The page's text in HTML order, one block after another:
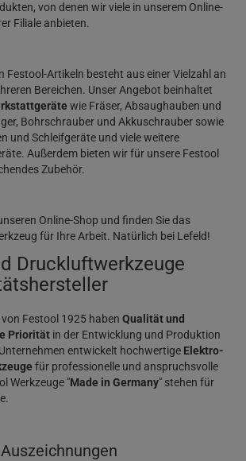
von denen wir viele in unserem Online-
Filiale anbieten.
Festool-Artikeln besteht aus einer Vielzahl an
Bereichen. Unser Angebot beinhaltet
wie Fräser, Absaughauben und
Bohrschrauber und Akkuschrauber sowie
und Schleifgeräte und viele weitere
Außerdem bieten wir für unsere Festool
Zubehör.
Online-Shop und finden Sie das
für Ihre Arbeit. Natürlich bei Lefeld!
Druckluftwerkzeuge
Festool 1925 haben Qualität und
Priorität in der Entwicklung und Produktion
entwickelt hochwertige Elektro-
für professionelle und anspruchsvolle
Werkzeuge "Made in Germany" stehen für